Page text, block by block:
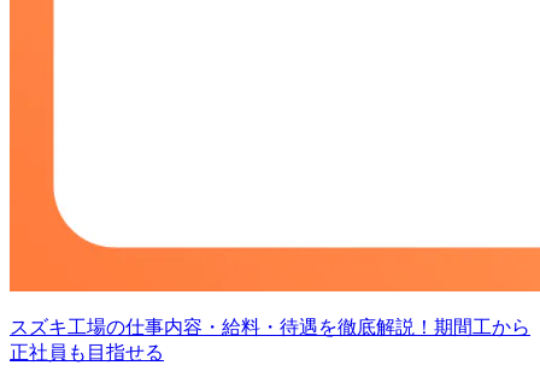
スズキ工場の仕事内容・給料・待遇を徹底解説！期間工から
正社員も目指せる